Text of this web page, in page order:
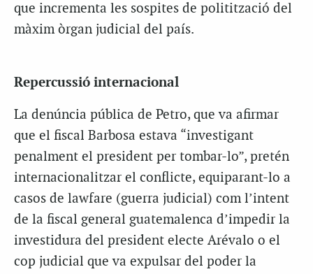
que incrementa les sospites de politització del
màxim òrgan judicial del país.
Repercussió internacional
La denúncia pública de Petro, que va afirmar
que el fiscal Barbosa estava “investigant
penalment el president per tombar-lo”, pretén
internacionalitzar el conflicte, equiparant-lo a
casos de lawfare (guerra judicial) com l’intent
de la fiscal general guatemalenca d’impedir la
investidura del president electe Arévalo o el
cop judicial que va expulsar del poder la